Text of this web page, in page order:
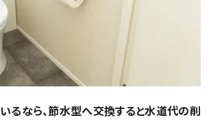
るなら、節水型へ交換すると水道代の削